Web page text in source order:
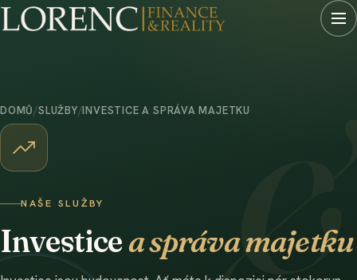
DOMŮ/SLUŽBY/INVESTICE A SPRÁVA MAJETKU
NAŠE SLUŽBY
Investicea správa majetku